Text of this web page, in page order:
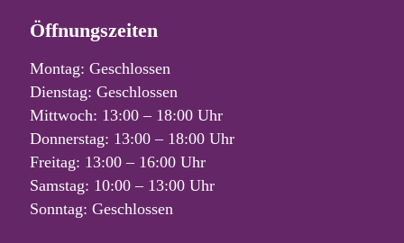
Öffnungszeiten
Montag: Geschlossen
Dienstag: Geschlossen
Mittwoch: 13:00 – 18:00 Uhr
Donnerstag: 13:00 – 18:00 Uhr
Freitag: 13:00 – 16:00 Uhr
Samstag: 10:00 – 13:00 Uhr
Sonntag: Geschlossen